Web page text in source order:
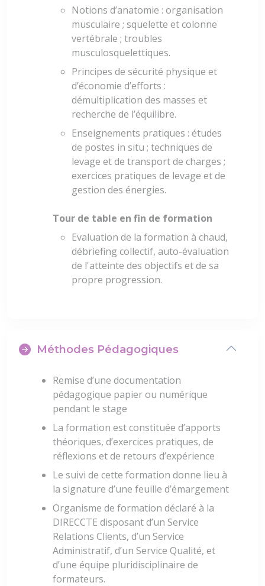
Notions d’anatomie : organisation
musculaire ; squelette et colonne
vertébrale ; troubles
musculosquelettiques.
Principes de sécurité physique et
d’économie d’efforts :
démultiplication des masses et
recherche de l’équilibre.
Enseignements pratiques : études
de postes in situ ; techniques de
levage et de transport de charges ;
exercices pratiques de levage et de
gestion des énergies.
Tour de table en fin de formation
Evaluation de la formation à chaud,
débriefing collectif, auto-évaluation
de l'atteinte des objectifs et de sa
propre progression.
Méthodes Pédagogiques
Remise d’une documentation
pédagogique papier ou numérique
pendant le stage
La formation est constituée d’apports
théoriques, d’exercices pratiques, de
réflexions et de retours d’expérience
Le suivi de cette formation donne lieu à
la signature d’une feuille d’émargement
Organisme de formation déclaré à la
DIRECCTE disposant d’un Service
Relations Clients, d’un Service
Administratif, d’un Service Qualité, et
d’une équipe pluridisciplinaire de
formateurs.